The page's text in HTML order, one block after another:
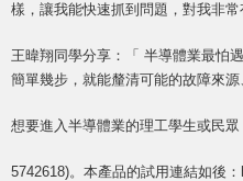
樣，讓我能快速抓到問題，對我非常
王暐翔同學分享：「 半導體業最怕
簡單幾步，就能釐清可能的故障來
想要進入半導體業的理工學生或民
5742618)。本產品的試用連結如後